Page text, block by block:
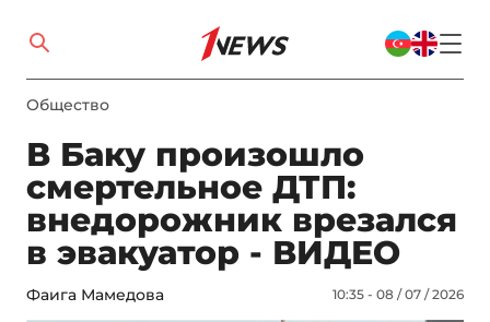
Общество
В Баку произошло
смертельное ДТП:
внедорожник врезался
в эвакуатор - ВИДЕО
Фаига Мамедова 10:35 - 08 / 07 / 2026